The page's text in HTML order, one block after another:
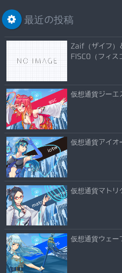
最近の投稿
Zaif（ザイフ）
FISCO（フィス
仮想通貨ジーエ
仮想通貨アイオ
仮想通貨マトリ
仮想通貨ウェー